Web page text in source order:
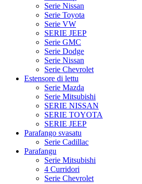
Serie Nissan
Serie Toyota
Serie VW
SERIE JEEP
Serie GMC
Serie Dodge
Serie Nissan
Serie Chevrolet
Estensore di lettu
Serie Mazda
Serie Mitsubishi
SERIE NISSAN
SERIE TOYOTA
SERIE JEEP
Parafango svasatu
Serie Cadillac
Parafangu
Serie Mitsubishi
4 Curridori
Serie Chevrolet